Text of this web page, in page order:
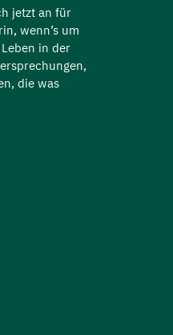
jetzt an für
wenn’s um
in der
die was